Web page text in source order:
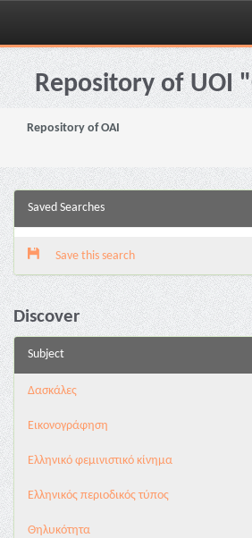
Skip
navigationRepository of UOI
Repository of OAI
Saved Searches
Save this search
Discover
Subject
Δασκάλες
Εικονογράφηση
Ελληνικό φεμινιστικό κίνημα
Ελληνικός περιοδικός τύπος
Θηλυκότητα